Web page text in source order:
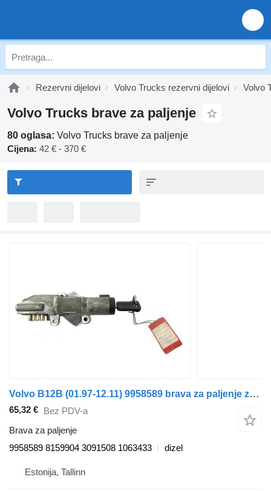
Rezervni dijelovi Volvo Trucks rezervni dijelovi Volvo
Volvo Trucks brave za paljenje
80 oglasa: Volvo Trucks brave za paljenje
Cijena: 42 € - 370 €
Volvo B12B (01.97-12.11) 9958589 brava za paljenje za Volvo B6, B7, B9, B10, B12 bus (1978-2011) autobusa
65,32 € Bez PDV-a
Brava za paljenje
9958589 8159904 3091508 1063433
dizel
Estonija, Tallinn